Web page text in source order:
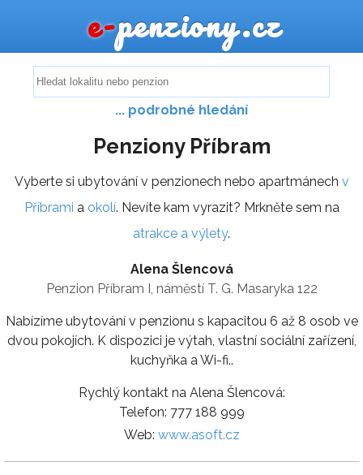
e-penziony.cz
... podrobné hledání
Penziony Příbram
Vyberte si ubytování v penzionech nebo apartmánech v
Příbrami a okolí. Nevíte kam vyrazit? Mrkněte sem na
atrakce a výlety.
Alena Šlencová
Penzion Příbram I, náměstí T. G. Masaryka 122
Nabízíme ubytování v penzionu s kapacitou 6 až 8 osob ve
dvou pokojích. K dispozici je výtah, vlastní sociální zařízení,
kuchyňka a Wi-fi..
Rychlý kontakt na Alena Šlencová:
Telefon: 777 188 999
Web: www.asoft.cz